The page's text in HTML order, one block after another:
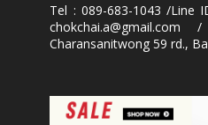
Tel : 089-683-1043 /Line
Charansanitwong 59 rd.,